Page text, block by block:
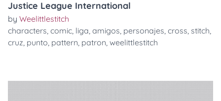
Justice League International
by Weelittlestitch
characters, comic, liga, amigos, personajes, cross, stitch,
cruz, punto, pattern, patron, weelittlestitch